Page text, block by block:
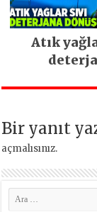
Atık
Bir yanıt
açmalısınız.